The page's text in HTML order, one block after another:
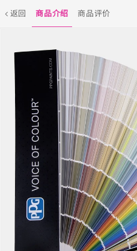
返回 商品介绍 商品评价